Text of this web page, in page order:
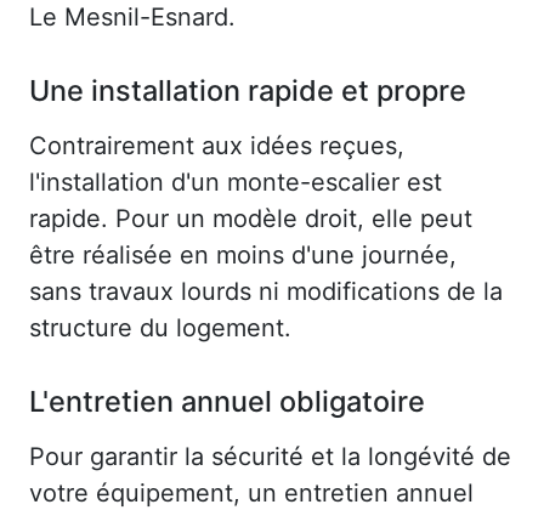
Le Mesnil-Esnard.
Une installation rapide et propre
Contrairement aux idées reçues,
l'installation d'un monte-escalier est
rapide. Pour un modèle droit, elle peut
être réalisée en moins d'une journée,
sans travaux lourds ni modifications de la
structure du logement.
L'entretien annuel obligatoire
Pour garantir la sécurité et la longévité de
votre équipement, un entretien annuel